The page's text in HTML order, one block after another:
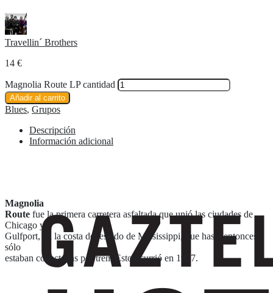
Travellin´ Brothers
14 €
Magnolia Route LP cantidad
Añadir al carrito
Blues, Grupos
Descripción
Información adicional
Magnolia
Route fue la primera carretera asfaltada que unió las ciudades de
Chicago y
Gulfport, en la costa del estado de Mississippi, que hasta entonces
sólo
estaban conectadas por tren. Esto ocurrió en 1927.